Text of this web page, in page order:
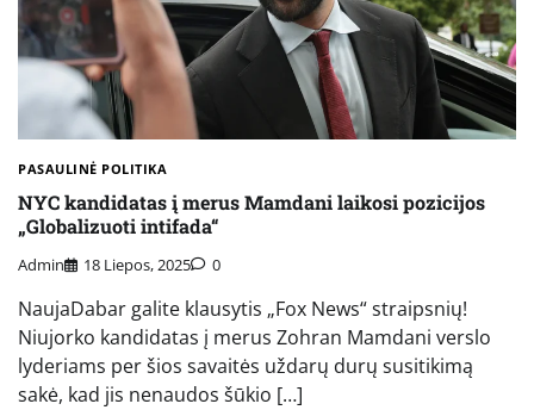
PASAULINĖ POLITIKA
NYC kandidatas į merus Mamdani laikosi pozicijos
„Globalizuoti intifada“
Admin 18 Liepos, 2025 0
NaujaDabar galite klausytis „Fox News“ straipsnių!
Niujorko kandidatas į merus Zohran Mamdani verslo
lyderiams per šios savaitės uždarų durų susitikimą
sakė, kad jis nenaudos šūkio […]